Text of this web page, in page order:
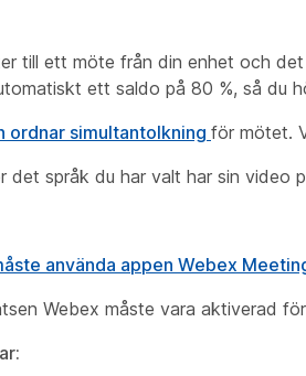
till ett möte från din enhet och
ett saldo på 80 %, så du
ordnar simultantolkning för mötet.
det språk du har valt har sin video
använda appen Webex
Webex måste vara aktiverad